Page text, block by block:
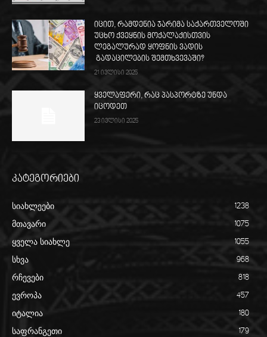
იცით, რამდენია ჯარიმა საქართველოში
უცხო ქვეყნის მოქალაქისთვის
ლეგალურად ყოფნის ვადის
გადაცილების შემთხვევაში?
21 ივლისი 2025
ყველაფერი, რაც პასპორტზე უნდა
იცოდეთ
23 ივლისი 2025
კატეგორიები
სიახლეები 1238
მთავარი 1075
ყველა სიახლე 1055
სხვა 968
რჩევები 818
ევროპა 457
იტალია 180
საფრანგეთი 179